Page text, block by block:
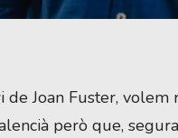
Joan Fuster,
però que,